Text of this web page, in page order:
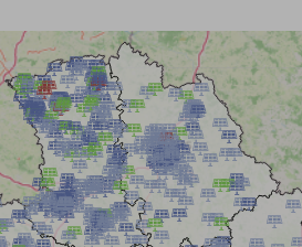












 




 

































































 













 




































































































































 
































 
 





 





































 

 








 













 








